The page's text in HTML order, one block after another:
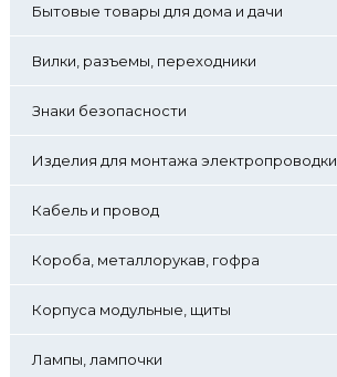
Бытовые товары для дома и дачи
Вилки, разъемы, переходники
Знаки безопасности
Изделия для монтажа электропроводки
Кабель и провод
Короба, металлорукав, гофра
Корпуса модульные, щиты
Лампы, лампочки